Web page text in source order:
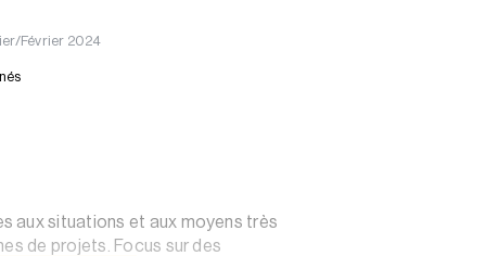
Février 2024
aux situations et aux moyens très
de projets. Focus sur des